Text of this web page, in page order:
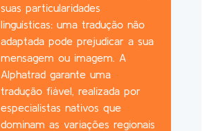
suas particularidades
linguísticas: uma tradução não
adaptada pode prejudicar a sua
mensagem ou imagem. A
Alphatrad garante uma
tradução fiável, realizada por
especialistas nativos que
dominam as variações regionais